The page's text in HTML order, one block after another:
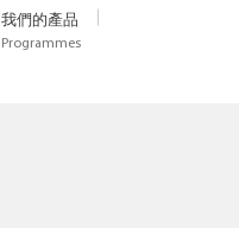
我們的產品
Programmes